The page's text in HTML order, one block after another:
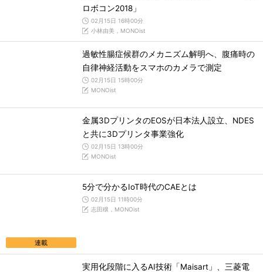
ロボコン2018」
02月15日 16時00分
小林由美，MONOist
過敏性腸症候群のメカニズム解明へ、腹痛時の
自律神経活動をスマホのカメラで測定
02月15日 15時00分
MONOist
金属3DプリンタのEOSが日本法人設立、NDES
と共に3Dプリンタ事業強化
02月15日 13時00分
MONOist
連載
5分で分かるIoT時代のCAEとは
02月15日 11時00分
志田穣，MONOist
実用化段階に入るAI技術「Maisart」、三菱電